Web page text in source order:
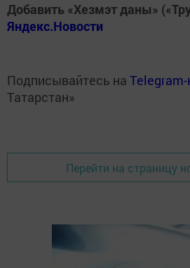
Добавить «Хезмэт даны»
Яндекс.Новости
Подписывайтесь на
Татарстан»
Перейти на страницу